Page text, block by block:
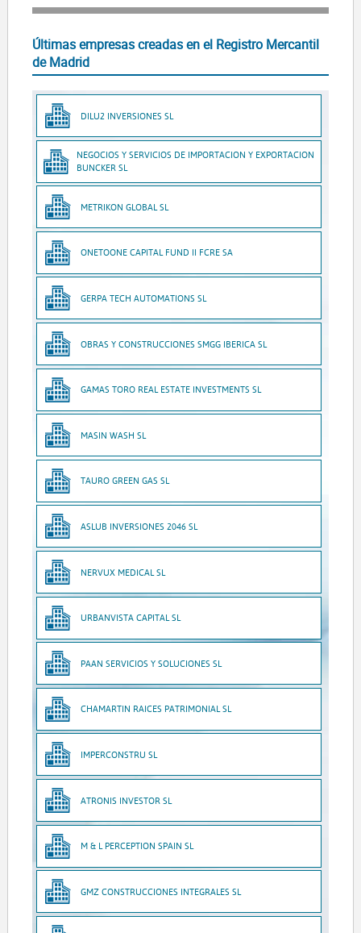
Últimas empresas creadas en el Registro Mercantil
de Madrid
DILU2 INVERSIONES SL
NEGOCIOS Y SERVICIOS DE IMPORTACION Y EXPORTACION
BUNCKER SL
METRIKON GLOBAL SL
ONETOONE CAPITAL FUND II FCRE SA
GERPA TECH AUTOMATIONS SL
OBRAS Y CONSTRUCCIONES SMGG IBERICA SL
GAMAS TORO REAL ESTATE INVESTMENTS SL
MASIN WASH SL
TAURO GREEN GAS SL
ASLUB INVERSIONES 2046 SL
NERVUX MEDICAL SL
URBANVISTA CAPITAL SL
PAAN SERVICIOS Y SOLUCIONES SL
CHAMARTIN RAICES PATRIMONIAL SL
IMPERCONSTRU SL
ATRONIS INVESTOR SL
M & L PERCEPTION SPAIN SL
GMZ CONSTRUCCIONES INTEGRALES SL